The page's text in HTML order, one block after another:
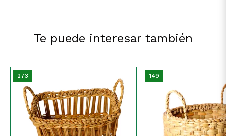
Te puede interesar también
273 149